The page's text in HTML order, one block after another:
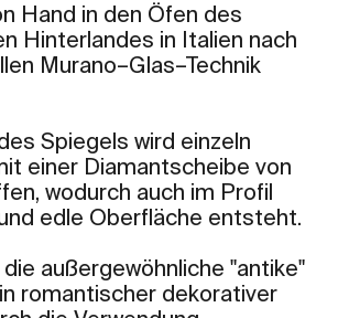
Hand in den Öfen des
Hinterlandes in Italien nach
Murano–Glas–Technik
Spiegels wird einzeln
einer Diamantscheibe von
wodurch auch im Profil
edle Oberfläche entsteht.
außergewöhnliche "antike"
romantischer dekorativer